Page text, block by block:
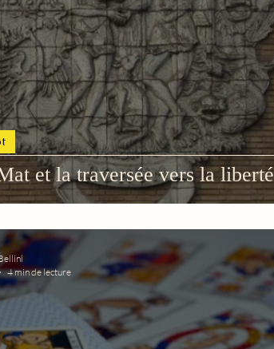
et la traversée vers la liberté
4 min de lecture